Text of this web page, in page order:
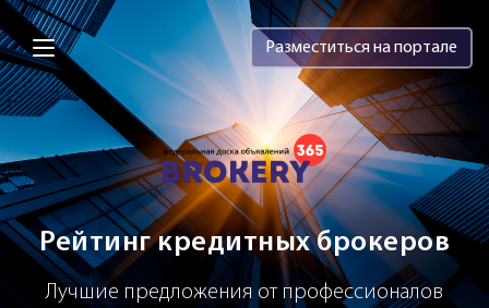
Brokery365 - Рейтинг кредитных
Разместиться на портале
Рейтинг кредитных брокеров
Лучшие предложения от профессионалов